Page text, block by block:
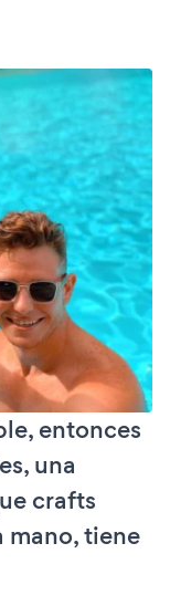
entonces
una
crafts
mano, tiene